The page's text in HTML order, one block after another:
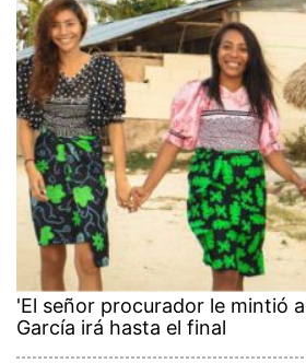
'El señor procurador le mintió
García irá hasta el final